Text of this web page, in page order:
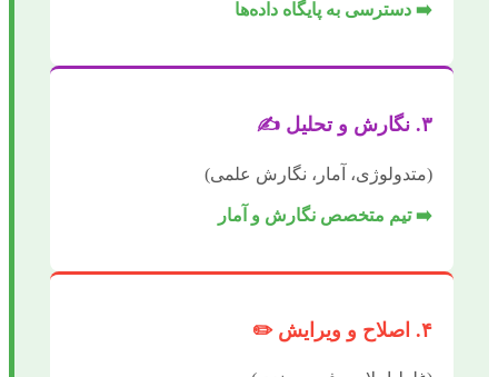
➡️ دسترسی به پایگاه داده‌ها
۳. نگارش و تحلیل ✍️
(متدولوژی، آمار، نگارش علمی)
➡️ تیم متخصص نگارش و آمار
۴. اصلاح و ویرایش ✏️